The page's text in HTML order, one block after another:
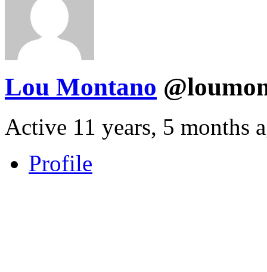
Lou Montano
Active 11 years, 5 months
Profile